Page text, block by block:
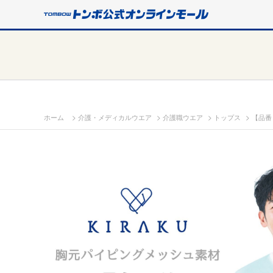
ホーム > 介護・メディカルウエア > 介護職ウエア > トップス > 【品